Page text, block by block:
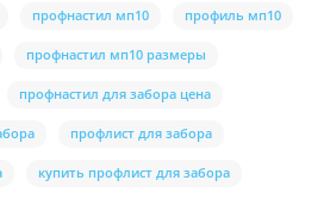
профнастил мп10 профиль мп10
профнастил мп10 размеры
профнастил для забора цена
профлист для забора
купить профлист для забора